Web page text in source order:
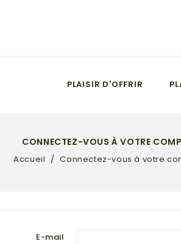
PLAISIR D'OFFRIR
CONNECTEZ-VOUS À VOTRE
Accueil Connectez-vous à votre
E-mail